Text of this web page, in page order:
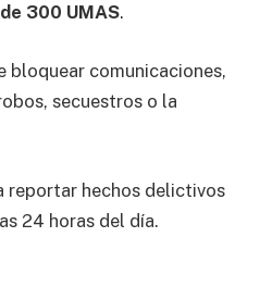
300 UMAS.
bloquear comunicaciones,
secuestros o la
reportar hechos delictivos
24 horas del día.